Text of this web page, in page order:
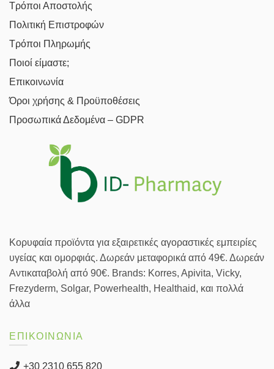
Τρόποι Αποστολής
Πολιτική Επιστροφών
Τρόποι Πληρωμής
Ποιοί είμαστε;
Επικοινωνία
Όροι χρήσης & Προϋποθέσεις
Προσωπικά Δεδομένα – GDPR
Κορυφαία προϊόντα για εξαιρετικές αγοραστικές εμπειρίες
υγείας και ομορφιάς. Δωρεάν μεταφορικά από 49€. Δωρεάν
Αντικαταβολή από 90€. Brands: Korres, Apivita, Vicky,
Frezyderm, Solgar, Powerhealth, Healthaid, και πολλά
άλλα
ΕΠΙΚΟΙΝΩΝΙΑ
+30 2310 655 820